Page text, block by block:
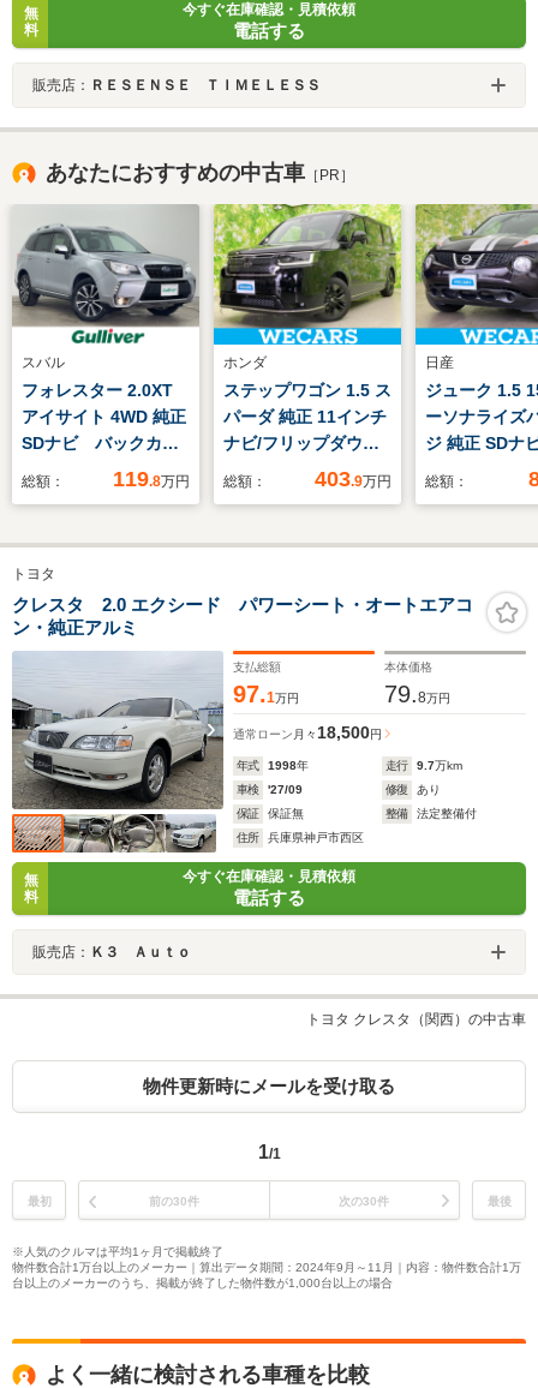
無
料
今すぐ在庫確認・見積依頼
電話する
販売店： ＲＥＳＥＮＳＥ ＴＩＭＥＬＥＳＳ
あなたにおすすめの中古車 ［PR］
スバル
フォレスター 2.0XT
アイサイト 4WD 純正
SDナビ バックカメ
ラ ETC レーダーク
ト 車線逸脱警報 前
席シートヒーター 前
席パワーシート パド
ルシフト ルーフレー
ル 純正AW スマー
総額： 119.8万円
ホンダ
ステップワゴン 1.5 ス
パーダ 純正 11インチ
ナビ/フリップダウン
モニター 純正 15.6イ
ドア/シートヒーター
援システム/シート ハ
総額： 403.9万円
日産
ジューク 1.5
ーソナライズ
ジ 純正 SDナ
イブレコーダ
滑り防止装置/
セグTV/DVD/
エアバッグ
アバッグ 助手
総額：
トヨタ
クレスタ 2.0 エクシード パワーシート・オートエアコ
ン・純正アルミ
支払総額
97.1万円
本体価格
79.8万円
通常ローン 月々 18,500円
年式 1998年 走行 9.7万km
車検
'27/09 修復
あり
保証
保証無 整備
法定整備付
住所
兵庫県神戸市西区
無
料
今すぐ在庫確認・見積依頼
電話する
販売店： Ｋ３ Ａｕｔｏ
トヨタ クレスタ（関西）の中古車
物件更新時にメールを受け取る
1/1
最初 前の30件 次の30件 最後
※人気のクルマは平均1ヶ月で掲載終了
物件数合計1万台以上のメーカー｜算出データ期間：2024年9月～11月｜内容：物件数合計1万
台以上のメーカーのうち、掲載が終了した物件数が1,000台以上の場合
よく一緒に検討される車種を比較